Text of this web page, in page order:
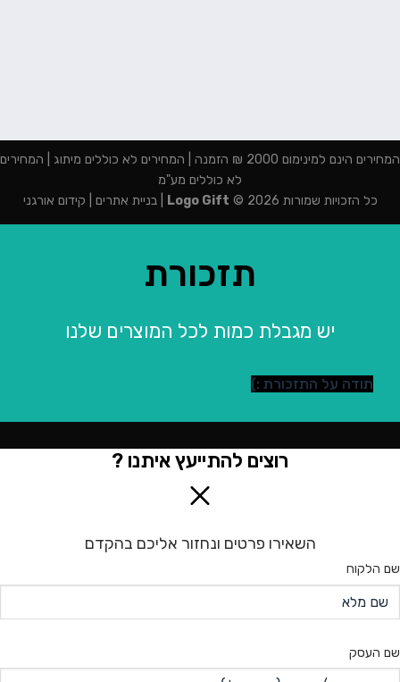
המחירים הינם למינימום 2000 ₪ הזמנה | המחירים לא כוללים מיתוג | המחירים
לא כוללים מע"מ
כל הזכויות שמורות 2026 ©
Logo Gift
|בניית אתרים קידום אורגני
תזכורת
יש מגבלת כמות לכל המוצרים שלנו
תודה על התזכורת :)
רוצים להתייעץ איתנו ?
השאירו פרטים ונחזור אליכם בהקדם
שם הלקוח
שם העסק